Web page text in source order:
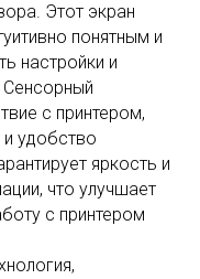
Этот экран
понятным и
настройки и
Сенсорный
с принтером,
удобство
яркость и
что улучшает
с принтером